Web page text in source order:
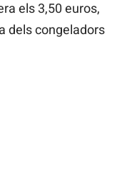
els 3,50 euros,
dels congeladors